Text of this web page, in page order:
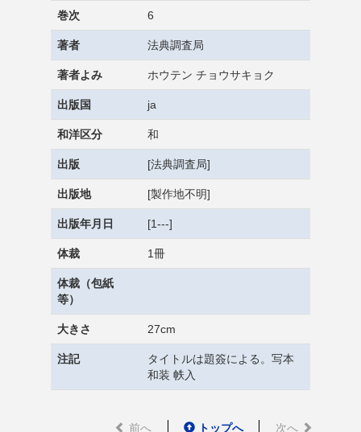
巻次 6
著者 法典調査局
著者よみ ホウテン チョウサキョク
出版国 ja
和洋区分 和
出版 [法典調査局]
出版地 [製作地不明]
出版年月日 [1---]
体裁 1冊
体裁（包紙
等）
大きさ 27cm
注記
タイトルは題簽による。写本
和装 帙入
前へ トップへ 次へ